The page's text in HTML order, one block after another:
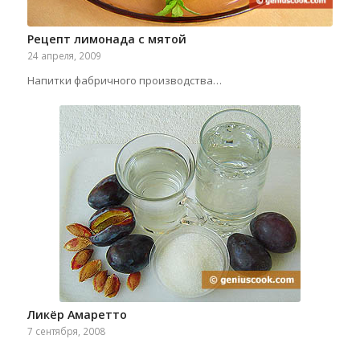
Рецепт лимонада с мятой
24 апреля, 2009
Напитки фабричного производства…
Ликёр Амаретто
7 сентября, 2008